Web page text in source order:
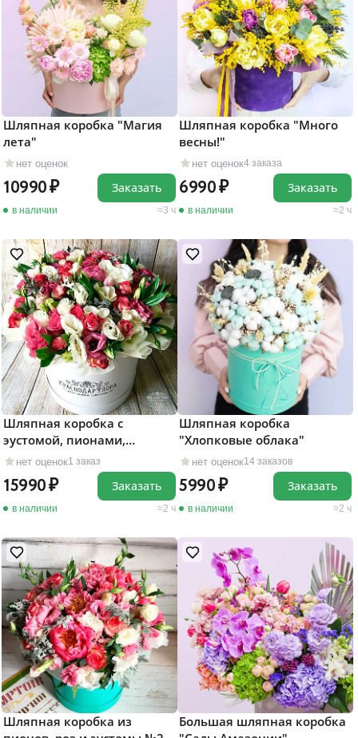
нет оценок
Шляпная коробка "Магия
лета"
10990
в наличии 3 ч
Заказать
нет оценок4 заказа
Шляпная коробка "Много
весны!"
6990
в наличии 2 ч
Заказать
нет оценок1 заказ
Шляпная коробка с
эустомой, пионами,
кустовой розой
15990
в наличии 2 ч
Заказать
нет оценок14 заказов
Шляпная коробка
"Хлопковые облака"
5990
в наличии 2 ч
Заказать
Шляпная коробка из
Большая шляпная коробка